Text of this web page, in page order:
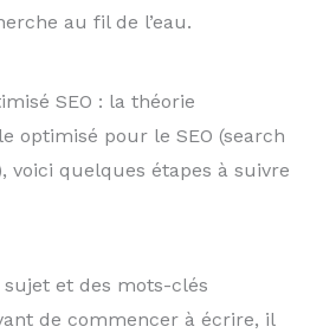
au fil de l’eau.
SEO : la théorie
optimisé pour le SEO (search
voici quelques étapes à suivre
sujet et des mots-clés
de commencer à écrire, il